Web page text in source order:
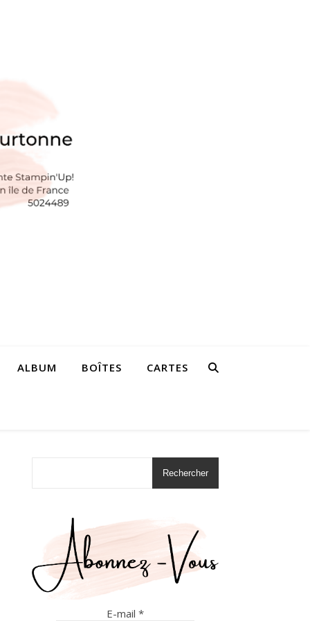
ALBUM BOÎTES CARTES
Rechercher
E-mail *